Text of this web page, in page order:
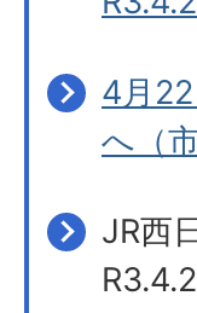
4月
へ（
JR西